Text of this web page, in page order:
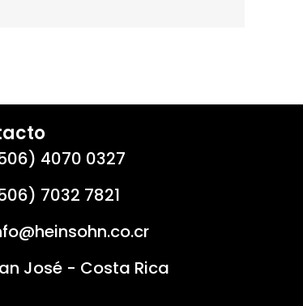
4070 0327
7032 7821
José - Costa Rica